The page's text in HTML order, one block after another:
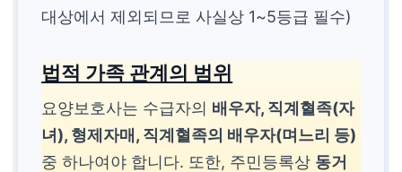
대상에서 제외되므로 사실상 1~5등급 필수)
법적 가족 관계의 범위
요양보호사는 수급자의 배우자, 직계혈족(자
녀), 형제자매, 직계혈족의 배우자(며느리 등)
중 하나여야 합니다. 또한, 주민등록상 동거